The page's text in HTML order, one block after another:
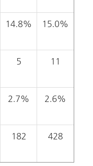
14.8% 15.0%
5 11
2.7% 2.6%
182 428